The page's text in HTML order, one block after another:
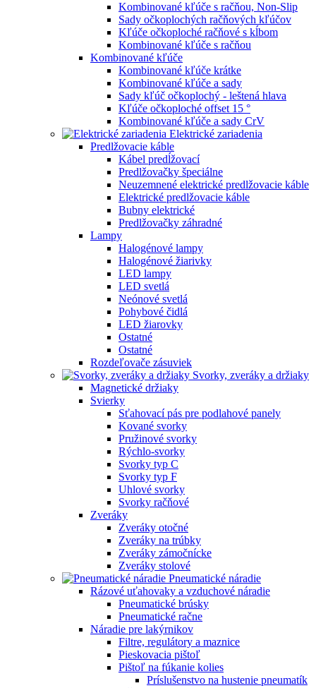
Kombinované kľúče s račňou, Non-Slip
Sady očkoplochých račňových kľúčov
Kľúče očkoploché račňové s kĺbom
Kombinované kľúče s račňou
Kombinované kľúče
Kombinované kľúče krátke
Kombinované kľúče a sady
Sady kľúč očkoplochý - leštená hlava
Kľúče očkoploché offset 15 °
Kombinované kľúče a sady CrV
Elektrické zariadenia
Predlžovacie káble
Kábel predĺžovací
Predlžovačky špeciálne
Neuzemnené elektrické predlžovacie káble
Elektrické predlžovacie káble
Bubny elektrické
Predlžovačky záhradné
Lampy
Halogénové lampy
Halogénové žiarivky
LED lampy
LED svetlá
Neónové svetlá
Pohybové čidlá
LED žiarovky
Ostatné
Ostatné
Rozdeľovače zásuviek
Svorky, zveráky a držiaky
Magnetické držiaky
Svierky
Sťahovací pás pre podlahové panely
Kované svorky
Pružinové svorky
Rýchlo-svorky
Svorky typ C
Svorky typ F
Uhlové svorky
Svorky račňové
Zveráky
Zveráky otočné
Zveráky na trúbky
Zveráky zámočnícke
Zveráky stolové
Pneumatické náradie
Rázové uťahovaky a vzduchové náradie
Pneumatické brúsky
Pneumatické račne
Náradie pre lakýrnikov
Filtre, regulátory a maznice
Pieskovacia pištoľ
Pištoľ na fúkanie kolies
Príslušenstvo na hustenie pneumatík